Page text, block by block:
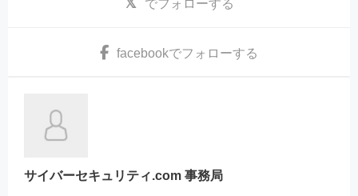
でフォローする
facebookでフォローする
サイバーセキュリティ.com 事務局